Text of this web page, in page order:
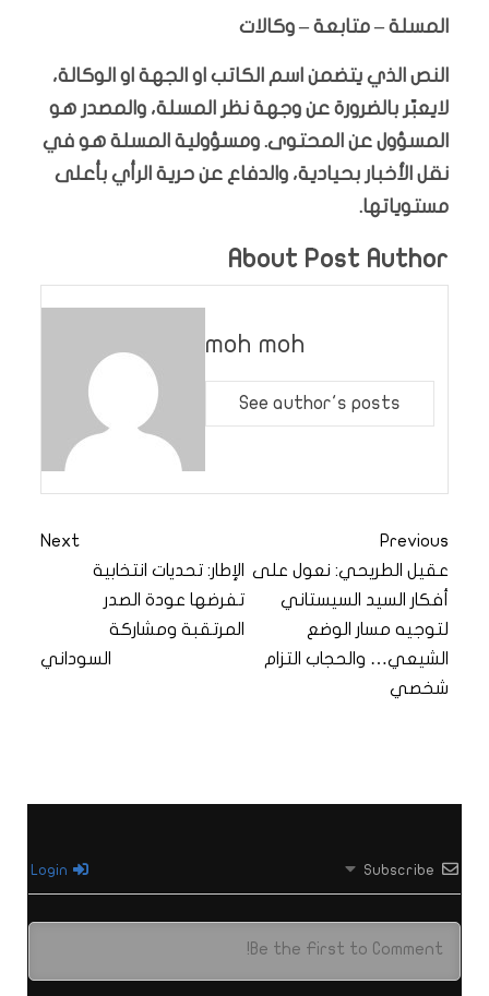
المسلة – متابعة – وكالات
النص الذي يتضمن اسم الكاتب او الجهة او الوكالة،
لايعبّر بالضرورة عن وجهة نظر المسلة، والمصدر هو
المسؤول عن المحتوى. ومسؤولية المسلة هو في
نقل الأخبار بحيادية، والدفاع عن حرية الرأي بأعلى
مستوياتها.
About Post Author
moh moh
See author's posts
Previous
عقيل الطريحي: نعول على
أفكار السيد السيستاني
لتوجيه مسار الوضع
الشيعي… والحجاب التزام
شخصي
Next
الإطار: تحديات انتخابية
تفرضها عودة الصدر
المرتقبة ومشاركة
السوداني
Subscribe